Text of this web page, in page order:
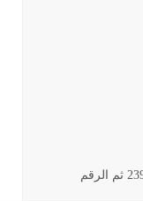
ملاحظة: اطلب رقم سنترال البلدية 2390000 ثم الرقم